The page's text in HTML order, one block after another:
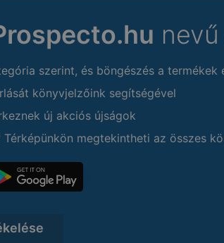
szerint, és böngészés a
könyvjelzőink segítségével
új akciós újságok
megtekintheti az összes